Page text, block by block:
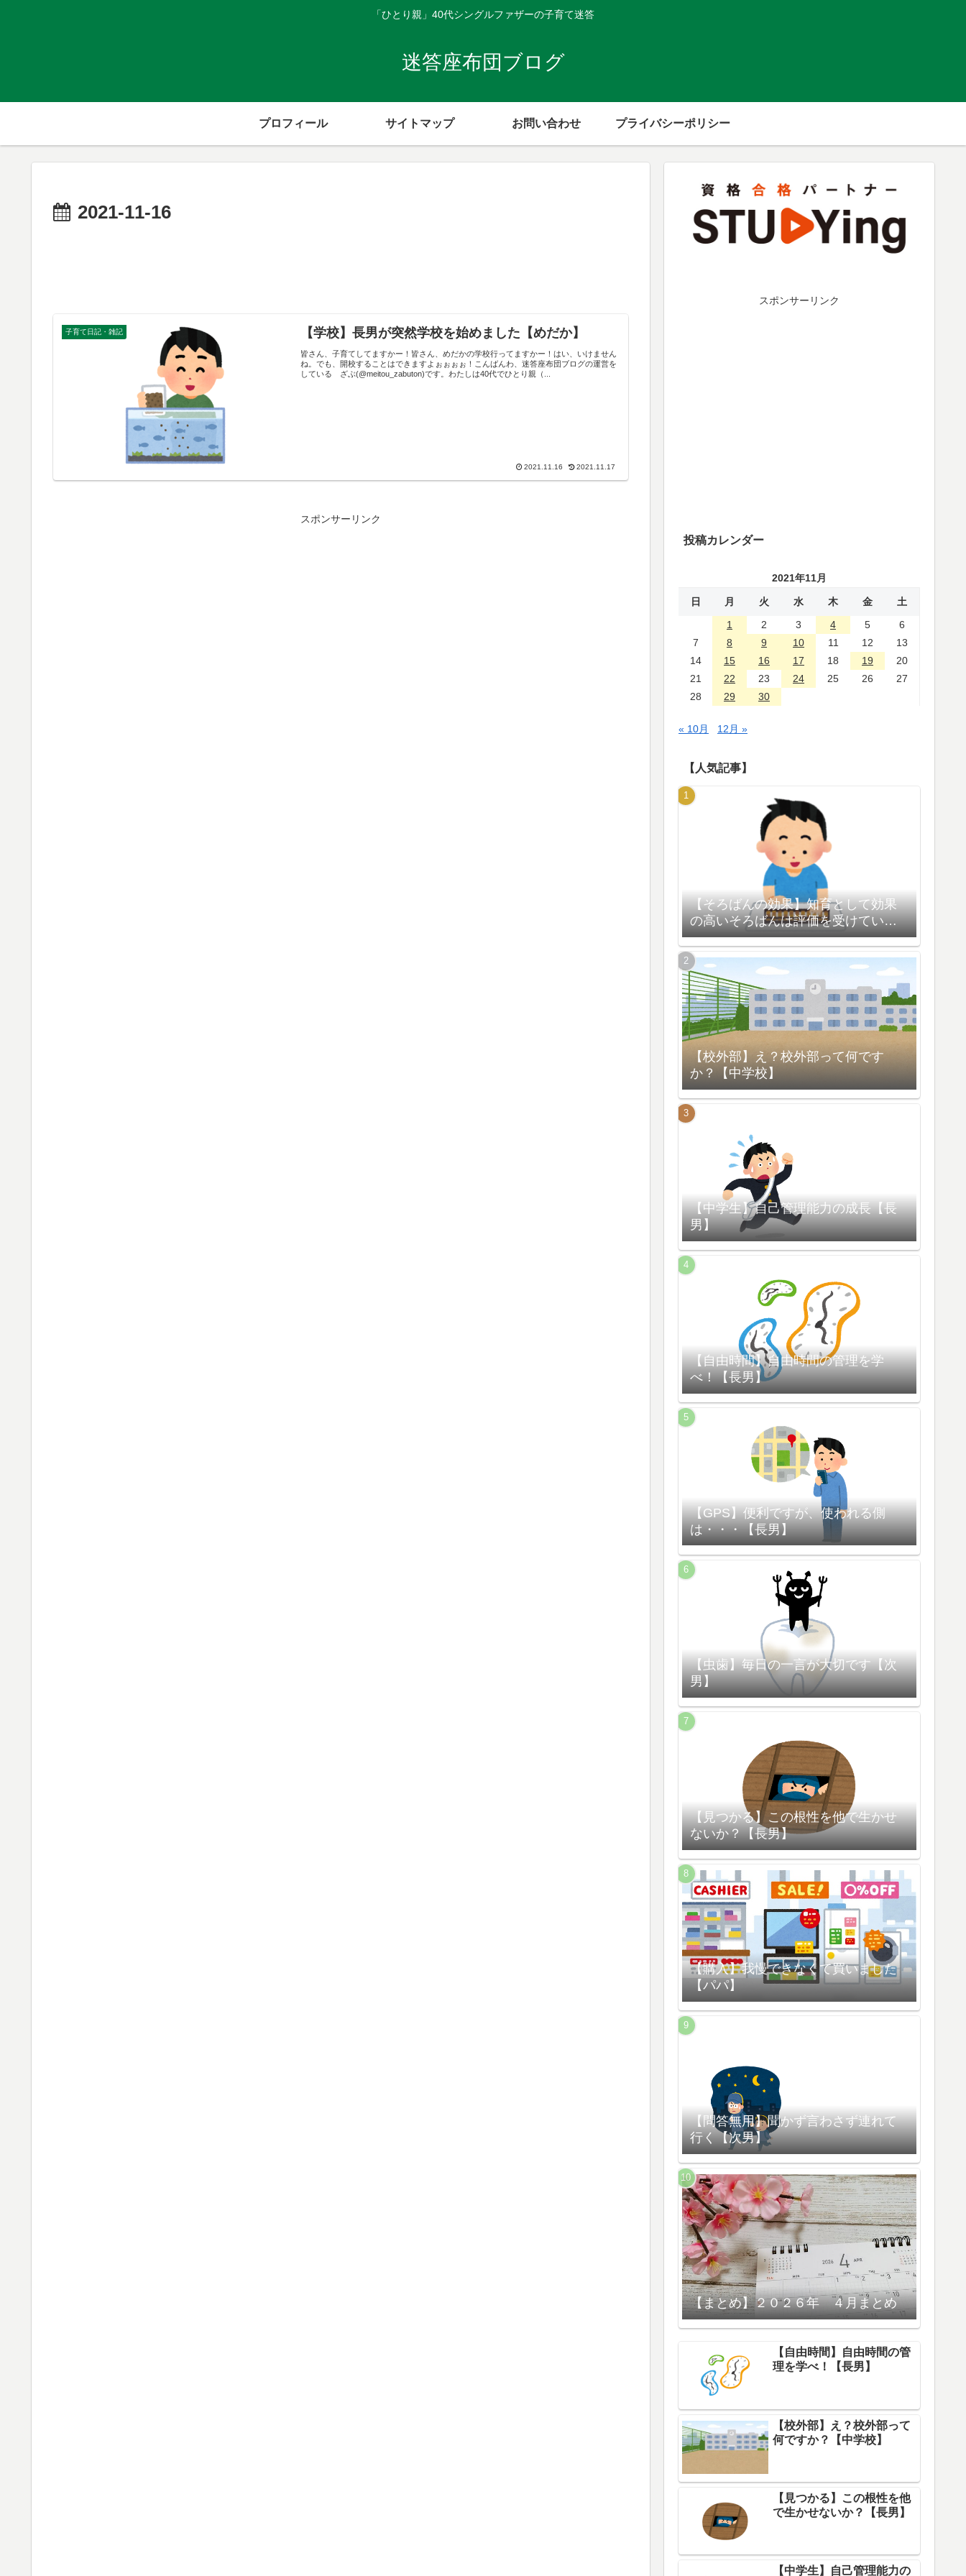
「ひとり親」40代シングルファザーの子育て迷答
迷答座布団ブログ
プロフィール サイトマップ お問い合わせ プライバシーポリシー
2021-11-16
子育て日記・雑記 【学校】長男が突然学校を始めました【めだか】
皆さん、子育てしてますかー！皆さん、めだかの学校行ってますかー！はい、いけません
ね。でも、開校することはできますよぉぉぉぉ！こんばんわ、迷答座布団ブログの運営を
している ざぶ(@meitou_zabuton)です。わたしは40代でひとり親（...
2021.11.16 2021.11.17
スポンサーリンク
スポンサーリンク
投稿カレンダー
2021年11月
日 月 火 水 木 金
土
1
2 3 4 5
6
7
8 9 10 11 12
13
14
15 16 17 18 19
20
21
22 23 24 25 26
27
28
29 30
« 10月 12月 »
【人気記事】
【そろばんの効果】知育として効果
の高いそろばんは評価を受けている
【脳の活性化】
【校外部】え？校外部って何です
か？【中学校】
【中学生】自己管理能力の成長【長
男】
【自由時間】自由時間の管理を学
べ！【長男】
【GPS】便利ですが、使われる側
は・・・【長男】
【虫歯】毎日の一言が大切です【次
男】
【見つかる】この根性を他で生かせ
ないか？【長男】
【購入】我慢できなくて買いました
【パパ】
【問答無用】聞かず言わさず連れて
行く【次男】
【まとめ】２０２６年 ４月まとめ
【自由時間】自由時間の管
理を学べ！【長男】
【校外部】え？校外部って
何ですか？【中学校】
【見つかる】この根性を他
で生かせないか？【長男】
【中学生】自己管理能力の